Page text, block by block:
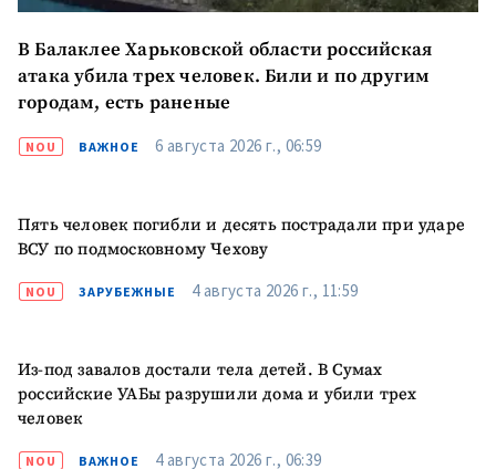
В Балаклее Харьковской области российская
атака убила трех человек. Били и по другим
городам, есть раненые
NOU ВАЖНОЕ 6 августа 2026 г., 06:59
Пять человек погибли и десять пострадали при ударе
ВСУ по подмосковному Чехову
NOU ЗАРУБЕЖНЫЕ 4 августа 2026 г., 11:59
Из-под завалов достали тела детей. В Сумах
российские УАБы разрушили дома и убили трех
человек
NOU ВАЖНОЕ 4 августа 2026 г., 06:39
Заголовок новости
+ Добавить
заголовок
Фотография
+ Загрузить
медиа
+ Добавить текст